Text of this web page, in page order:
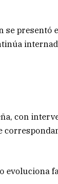
presentó
con
evoluciona